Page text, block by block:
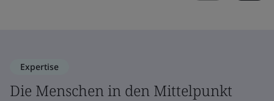
Expertise
Die Menschen in den Mittelpunkt